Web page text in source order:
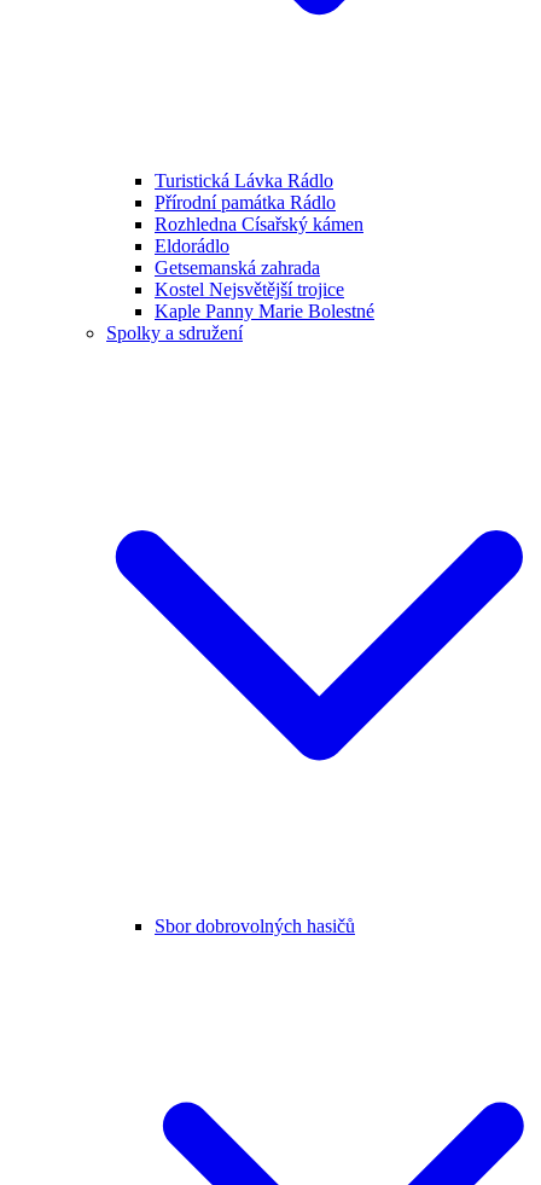
Turistická Lávka Rádlo
Přírodní památka Rádlo
Rozhledna Císařský kámen
Eldorádlo
Getsemanská zahrada
Kostel Nejsvětější trojice
Kaple Panny Marie Bolestné
Spolky a sdružení
Sbor dobrovolných hasičů